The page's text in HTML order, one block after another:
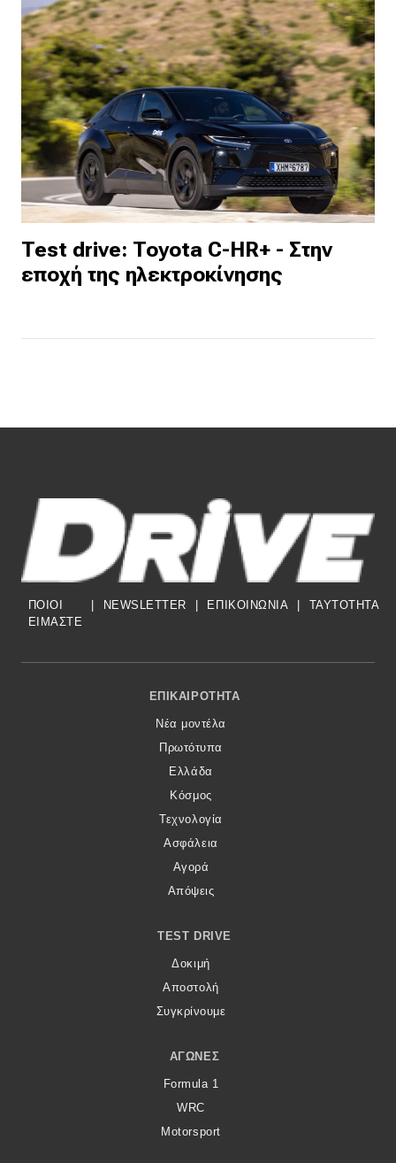
Test drive: Toyota C-HR+ - Στην
εποχή της ηλεκτροκίνησης
ΠΟΙΟΙ
ΕΙΜΑΣΤΕ
NEWSLETTER ΕΠΙΚΟΙΝΩΝΙΑ TAYTOTHTA
Footer Menu
ΕΠΙΚΑΙΡΌΤΗΤΑ
Νέα μοντέλα
Πρωτότυπα
Ελλάδα
Κόσμος
Τεχνολογία
Ασφάλεια
Αγορά
Απόψεις
TEST DRIVE
Δοκιμή
Αποστολή
Συγκρίνουμε
ΑΓΏΝΕΣ
Formula 1
WRC
Motorsport